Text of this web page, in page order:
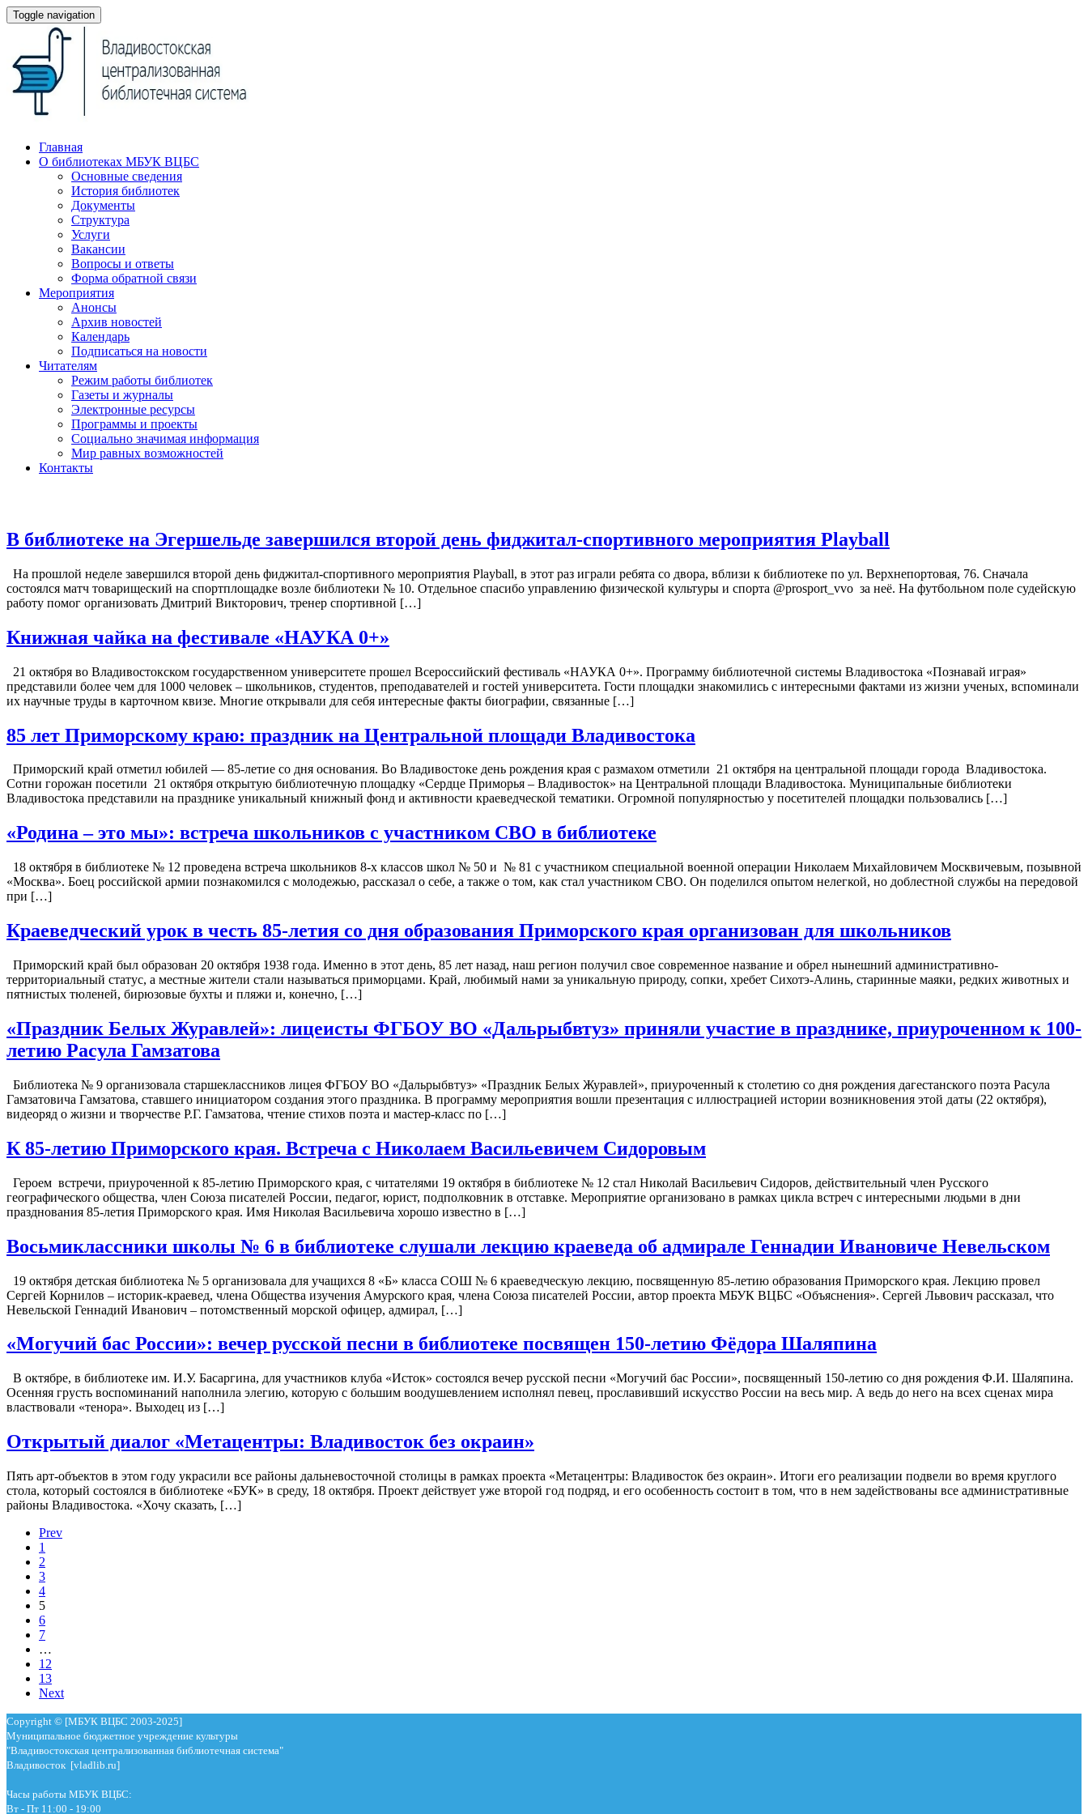
Toggle navigation
Главная
О библиотеках МБУК ВЦБС
Основные сведения
История библиотек
Документы
Структура
Услуги
Вакансии
Вопросы и ответы
Форма обратной связи
Мероприятия
Анонсы
Архив новостей
Календарь
Подписаться на новости
Читателям
Режим работы библиотек
Газеты и журналы
Электронные ресурсы
Программы и проекты
Социально значимая информация
Мир равных возможностей
Контакты
В библиотеке на Эгершельде завершился второй день фиджитал-спортивного мероприятия Playball
На прошлой неделе завершился второй день фиджитал-спортивного мероприятия Playball, в этот раз играли ребята со двора, вблизи к библиотеке по ул. Верхнепортовая, 76. Сначала
состоялся матч товарищеский на спортплощадке возле библиотеки № 10. Отдельное спасибо управлению физической культуры и спорта @prosport_vvo за неё. На футбольном поле судейскую
работу помог организовать Дмитрий Викторович, тренер спортивной […]
Книжная чайка на фестивале «НАУКА 0+»
21 октября во Владивостокском государственном университете прошел Всероссийский фестиваль «НАУКА 0+». Программу библиотечной системы Владивостока «Познавай играя»
представили более чем для 1000 человек – школьников, студентов, преподавателей и гостей университета. Гости площадки знакомились с интересными фактами из жизни ученых, вспоминали
их научные труды в карточном квизе. Многие открывали для себя интересные факты биографии, связанные […]
85 лет Приморскому краю: праздник на Центральной площади Владивостока
Приморский край отметил юбилей — 85-летие со дня основания. Во Владивостоке день рождения края с размахом отметили 21 октября на центральной площади города Владивостока.
Сотни горожан посетили 21 октября открытую библиотечную площадку «Сердце Приморья – Владивосток» на Центральной площади Владивостока. Муниципальные библиотеки
Владивостока представили на празднике уникальный книжный фонд и активности краеведческой тематики. Огромной популярностью у посетителей площадки пользовались […]
«Родина – это мы»: встреча школьников с участником СВО в библиотеке
18 октября в библиотеке № 12 проведена встреча школьников 8-х классов школ № 50 и № 81 с участником специальной военной операции Николаем Михайловичем Москвичевым, позывной
«Москва». Боец российской армии познакомился с молодежью, рассказал о себе, а также о том, как стал участником СВО. Он поделился опытом нелегкой, но доблестной службы на передовой
при […]
Краеведческий урок в честь 85-летия со дня образования Приморского края организован для школьников
Приморский край был образован 20 октября 1938 года. Именно в этот день, 85 лет назад, наш регион получил свое современное название и обрел нынешний административно-
территориальный статус, а местные жители стали называться приморцами. Край, любимый нами за уникальную природу, сопки, хребет Сихотэ-Алинь, старинные маяки, редких животных и
пятнистых тюленей, бирюзовые бухты и пляжи и, конечно, […]
«Праздник Белых Журавлей»: лицеисты ФГБОУ ВО «Дальрыбвтуз» приняли участие в празднике, приуроченном к 100-
летию Расула Гамзатова
Библиотека № 9 организовала старшеклассников лицея ФГБОУ ВО «Дальрыбвтуз» «Праздник Белых Журавлей», приуроченный к столетию со дня рождения дагестанского поэта Расула
Гамзатовича Гамзатова, ставшего инициатором создания этого праздника. В программу мероприятия вошли презентация с иллюстрацией истории возникновения этой даты (22 октября),
видеоряд о жизни и творчестве Р.Г. Гамзатова, чтение стихов поэта и мастер-класс по […]
К 85-летию Приморского края. Встреча с Николаем Васильевичем Сидоровым
Героем встречи, приуроченной к 85-летию Приморского края, с читателями 19 октября в библиотеке № 12 стал Николай Васильевич Сидоров, действительный член Русского
географического общества, член Союза писателей России, педагог, юрист, подполковник в отставке. Мероприятие организовано в рамках цикла встреч с интересными людьми в дни
празднования 85-летия Приморского края. Имя Николая Васильевича хорошо известно в […]
Восьмиклассники школы № 6 в библиотеке слушали лекцию краеведа об адмирале Геннадии Ивановиче Невельском
19 октября детская библиотека № 5 организовала для учащихся 8 «Б» класса СОШ № 6 краеведческую лекцию, посвященную 85-летию образования Приморского края. Лекцию провел
Сергей Корнилов – историк-краевед, члена Общества изучения Амурского края, члена Союза писателей России, автор проекта МБУК ВЦБС «Объяснения». Сергей Львович рассказал, что
Невельской Геннадий Иванович – потомственный морской офицер, адмирал, […]
«Могучий бас России»: вечер русской песни в библиотеке посвящен 150-летию Фёдора Шаляпина
В октябре, в библиотеке им. И.У. Басаргина, для участников клуба «Исток» состоялся вечер русской песни «Могучий бас России», посвященный 150-летию со дня рождения Ф.И. Шаляпина.
Осенняя грусть воспоминаний наполнила элегию, которую с большим воодушевлением исполнял певец, прославивший искусство России на весь мир. А ведь до него на всех сценах мира
властвовали «тенора». Выходец из […]
Открытый диалог «Метацентры: Владивосток без окраин»
Пять арт-объектов в этом году украсили все районы дальневосточной столицы в рамках проекта «Метацентры: Владивосток без окраин». Итоги его реализации подвели во время круглого
стола, который состоялся в библиотеке «БУК» в среду, 18 октября. Проект действует уже второй год подряд, и его особенность состоит в том, что в нем задействованы все административные
районы Владивостока. «Хочу сказать, […]
Prev
1
2
3
4
5
6
7
…
12
13
Next
Copyright © [МБУК ВЦБС 2003-2025]
Муниципальное бюджетное учреждение культуры
"Владивостокская централизованная библиотечная система"
Владивосток [vladlib.ru]
Часы работы МБУК ВЦБС:
Вт - Пт 11:00 - 19:00